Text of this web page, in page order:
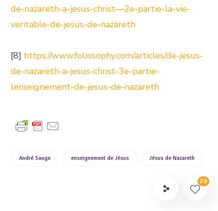
de-nazareth-a-jesus-christ—2e-partie-la-vie-
veritable-de-jesus-de-nazareth
[8] https://www.foliosophy.com/articles/de-jesus-
de-nazareth-a-jesus-christ-3e-partie-
lenseignement-de-jesus-de-nazareth
André Sauge enseignement de Jésus Jésus de Nazareth
29